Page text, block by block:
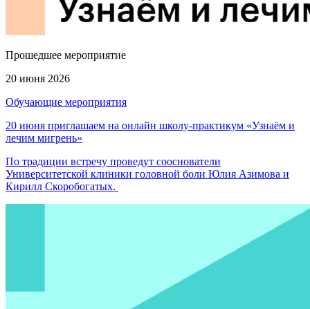
Прошедшее мероприятие
20 июня 2026
Обучающие мероприятия
20 июня приглашаем на онлайн школу-практикум «Узнаём и
лечим мигрень»
По традиции встречу проведут сооснователи
Университетской клиники головной боли Юлия Азимова и
Кирилл Скоробогатых.